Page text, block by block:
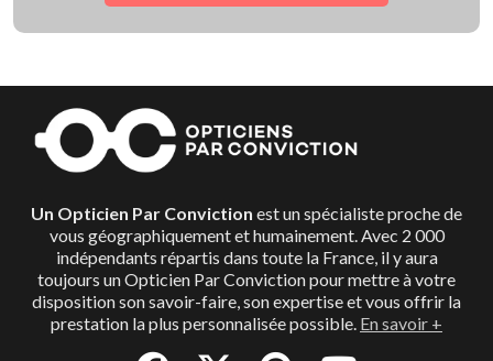
Un Opticien Par Conviction est un spécialiste proche de
vous géographiquement et humainement. Avec 2 000
indépendants répartis dans toute la France, il y aura
toujours un Opticien Par Conviction pour mettre à votre
disposition son savoir-faire, son expertise et vous offrir la
prestation la plus personnalisée possible. En savoir +